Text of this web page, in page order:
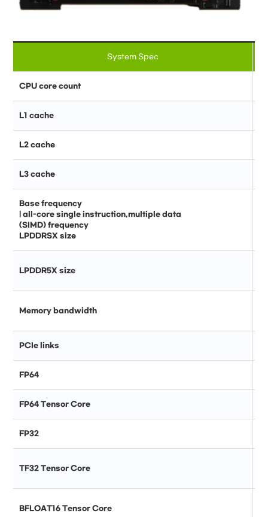
System Spec
CPU core count
L1 cache
L2 cache
L3 cache
Base frequency
| all-core single instruction,multiple data
(SIMD) frequency
LPDDRSX size
LPDDR5X size
Memory bandwidth
PCIe links
FP64
FP64 Tensor Core
FP32
TF32 Tensor Core
BFLOAT16 Tensor Core